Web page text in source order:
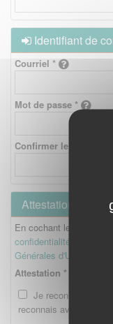
Identifiant de
Courriel *
Mot de passe *
Confirmer le mot de
Attestation
En cochant les cases
confidentialité
Générales d'Utilisation
Attestation *
Je reconnais avoir
reconnais avoir lu et